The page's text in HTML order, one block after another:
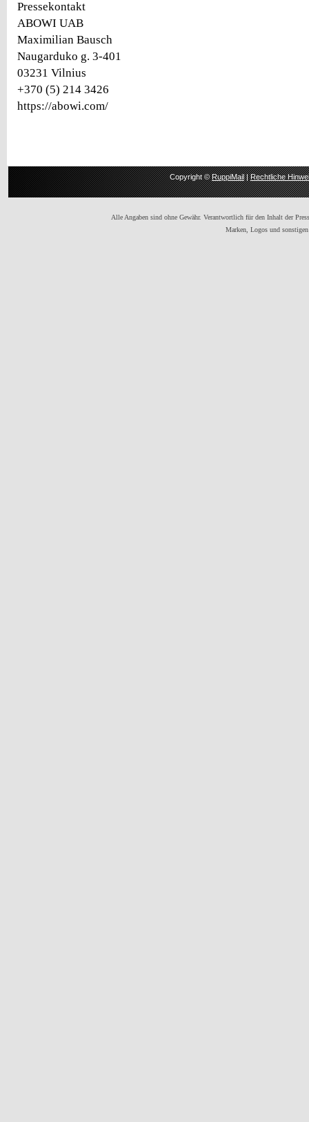
Pressekontakt
ABOWI UAB
Maximilian Bausch
Naugarduko g. 3-401
03231 Vilnius
+370 (5) 214 3426
https://abowi.com/
Copyright ©RuppiMail|Rechtliche
Alle Angaben sind ohne Gewähr. Verantwortlich für den Inhalt der
Marken, Logos und